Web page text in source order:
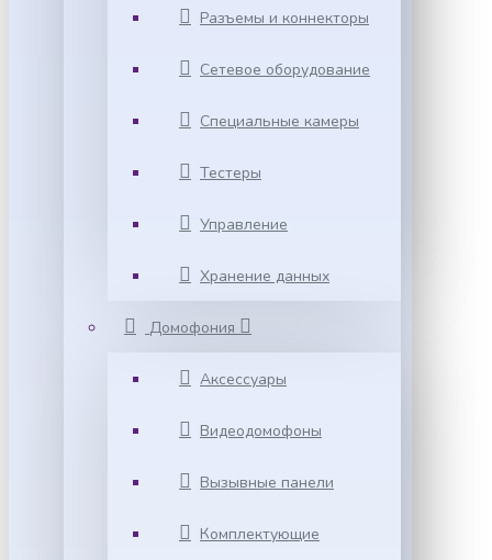
Разъемы и коннекторы
Сетевое оборудование
Специальные камеры
Тестеры
Управление
Хранение данных
Домофония
Аксессуары
Видеодомофоны
Вызывные панели
Комплектующие